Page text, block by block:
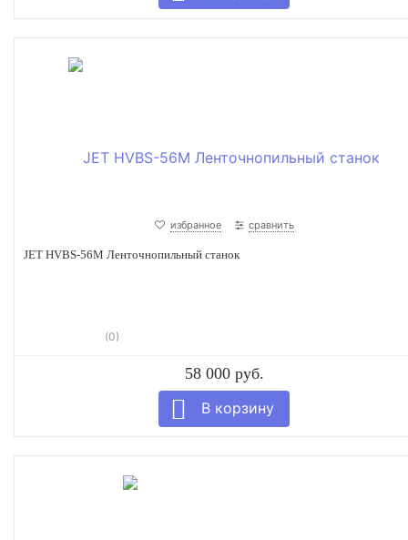
избранное сравнить
JET HVBS-56M Ленточнопильный станок
(0)
58 000 руб.